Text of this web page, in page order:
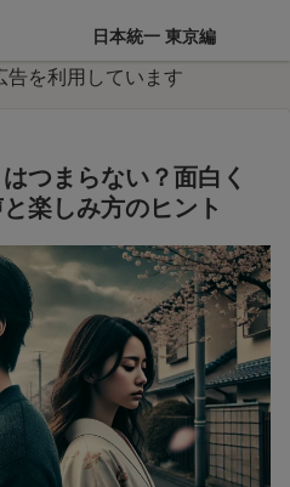
日本統一 東京編
告を利用しています
つまらない？面白く
楽しみ方のヒント